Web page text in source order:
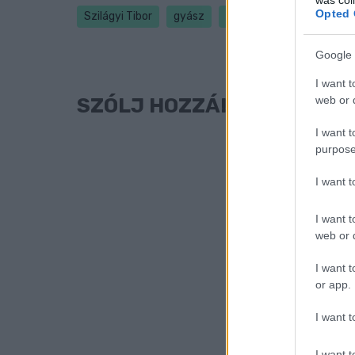
Opted
Google
I want
web or
I want
I want
I want
web or
I want
or app.
I want
Szilágyi Tibor gyász
SZÓLJ HOZZÁ!